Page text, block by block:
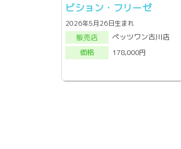
ビション・フリーゼ
2026年5月26日生まれ
販売店
ペッツワン古川店
価格
178,000円